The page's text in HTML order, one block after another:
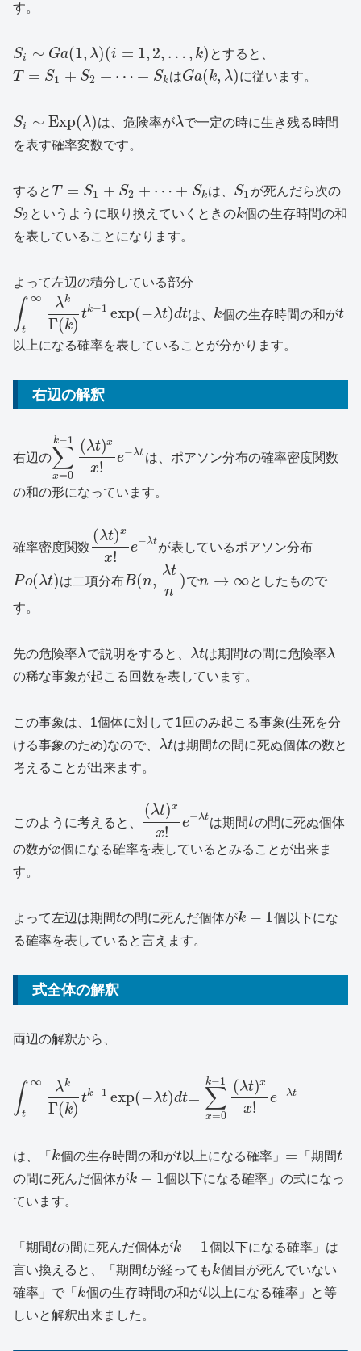
す。
Si ∼ Ga(1, λ)(i = 1, 2, … , k) とすると、
T = S1 + S2 + ⋯ + SkはGa(k, λ)に従います。
Si ∼ Exp(λ)は、危険率がλで一定の時に生き残る時間
を表す確率変数です。
するとT = S1 + S2 + ⋯ + Skは、 S1 が死んだら次の
S2 というように取り換えていくときのk個の生存時間の和
を表していることになります。
よって左辺の積分している部分
∫ ∞
t
λk
Γ(k)
tk−1 exp(−λt)dtは、 k個の生存時間の和がt
以上になる確率を表していることが分かります。
右辺の解釈
右辺の∑
x=0
k−1 (λt)x
x!
e−λt は、ポアソン分布の確率密度関数
の和の形になっています。
確率密度関数
(λt)x
x!
e−λtが表しているポアソン分布
Po(λt)は二項分布B(n,
λt
n
)でn → ∞としたもので
す。
先の危険率λで説明をすると、 λtは期間tの間に危険率λ
の稀な事象が起こる回数を表しています。
この事象は、1個体に対して1回のみ起こる事象(生死を分
ける事象のため)なので、 λtは期間tの間に死ぬ個体の数と
考えることが出来ます。
このように考えると、
(λt)x
x!
e−λtは期間tの間に死ぬ個体
の数がx個になる確率を表しているとみることが出来ま
す。
よって左辺は期間tの間に死んだ個体がk − 1個以下にな
る確率を表していると言えます。
式全体の解釈
両辺の解釈から、
∫ ∞
t
λk
Γ(k)
tk−1 exp(−λt)dt= ∑
x=0
k−1 (λt)x
x!
e−λt
は、「 k個の生存時間の和がt以上になる確率」 = 「期間t
の間に死んだ個体がk − 1個以下になる確率」の式になっ
ています。
「期間tの間に死んだ個体がk − 1個以下になる確率」は
言い換えると、「期間tが経ってもk個目が死んでいない
確率」で「 k個の生存時間の和がt以上になる確率」と等
しいと解釈出来ました。